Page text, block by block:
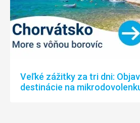
Veľké zážitky za tri dni:
destinácie na